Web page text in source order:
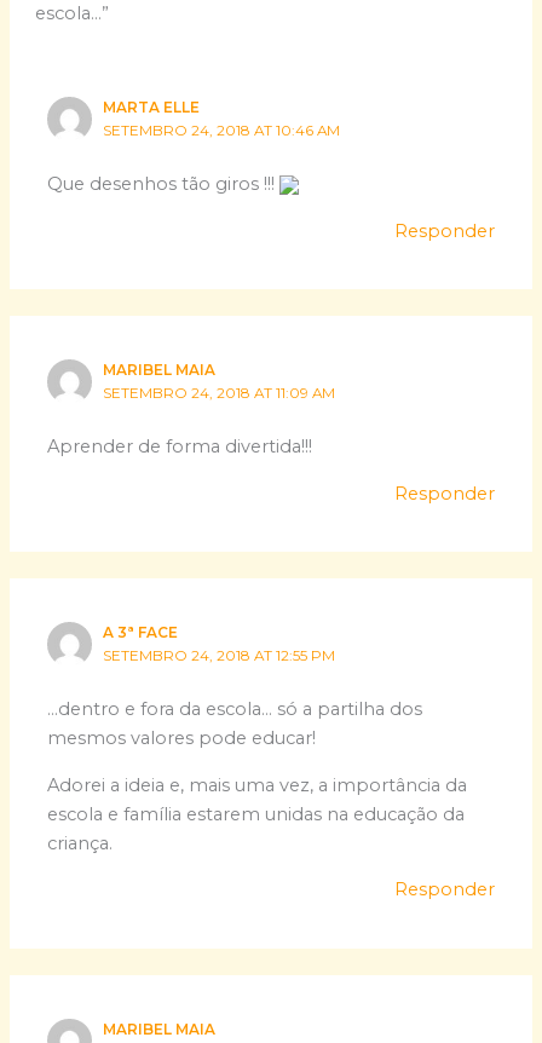
escola…”
MARTA ELLE
SETEMBRO 24, 2018 AT 10:46 AM
Que desenhos tão giros !!!
Responder
MARIBEL MAIA
SETEMBRO 24, 2018 AT 11:09 AM
Aprender de forma divertida!!!
Responder
A 3ª FACE
SETEMBRO 24, 2018 AT 12:55 PM
…dentro e fora da escola… só a partilha dos
mesmos valores pode educar!
Adorei a ideia e, mais uma vez, a importância da
escola e família estarem unidas na educação da
criança.
Responder
MARIBEL MAIA